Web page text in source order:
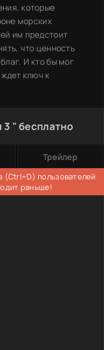
которые
морских
им предстоит
что ценность
И кто бы мог
ключ к
" бесплатно
Трейлер
(Ctrl+D) пользователей
раньше!